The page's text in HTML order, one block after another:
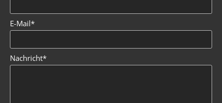
E-Mail*
Nachricht*